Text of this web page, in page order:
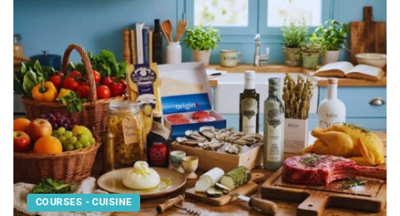
COURSES - CUISINE